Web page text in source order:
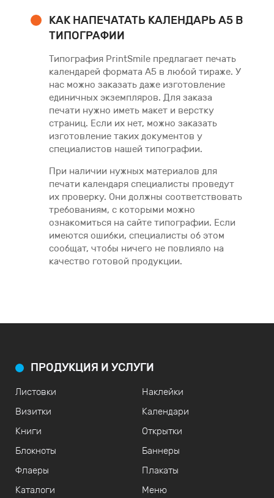
КАК НАПЕЧАТАТЬ КАЛЕНДАРЬ А5 В
ТИПОГРАФИИ
Типография PrintSmile предлагает печать
календарей формата А5 в любой тираже. У
нас можно заказать даже изготовление
единичных экземпляров. Для заказа
печати нужно иметь макет и верстку
страниц. Если их нет, можно заказать
изготовление таких документов у
специалистов нашей типографии.
При наличии нужных материалов для
печати календаря специалисты проведут
их проверку. Они должны соответствовать
требованиям, с которыми можно
ознакомиться на сайте типографии. Если
имеются ошибки, специалисты об этом
сообщат, чтобы ничего не повлияло на
качество готовой продукции.
ПРОДУКЦИЯ И УСЛУГИ
Листовки
Визитки
Книги
Блокноты
Флаеры
Каталоги
Наклейки
Календари
Открытки
Баннеры
Плакаты
Меню